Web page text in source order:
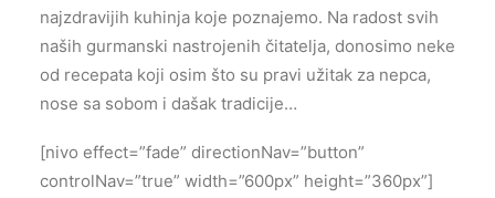
najzdravijih kuhinja koje poznajemo. Na radost svih
naših gurmanski nastrojenih čitatelja, donosimo neke
od recepata koji osim što su pravi užitak za nepca,
nose sa sobom i dašak tradicije…
[nivo effect=”fade” directionNav=”button”
controlNav=”true” width=”600px” height=”360px”]